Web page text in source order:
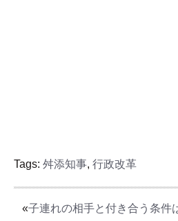
Tags: 舛添知事, 行政改革
«子連れの相手と付き合う条件